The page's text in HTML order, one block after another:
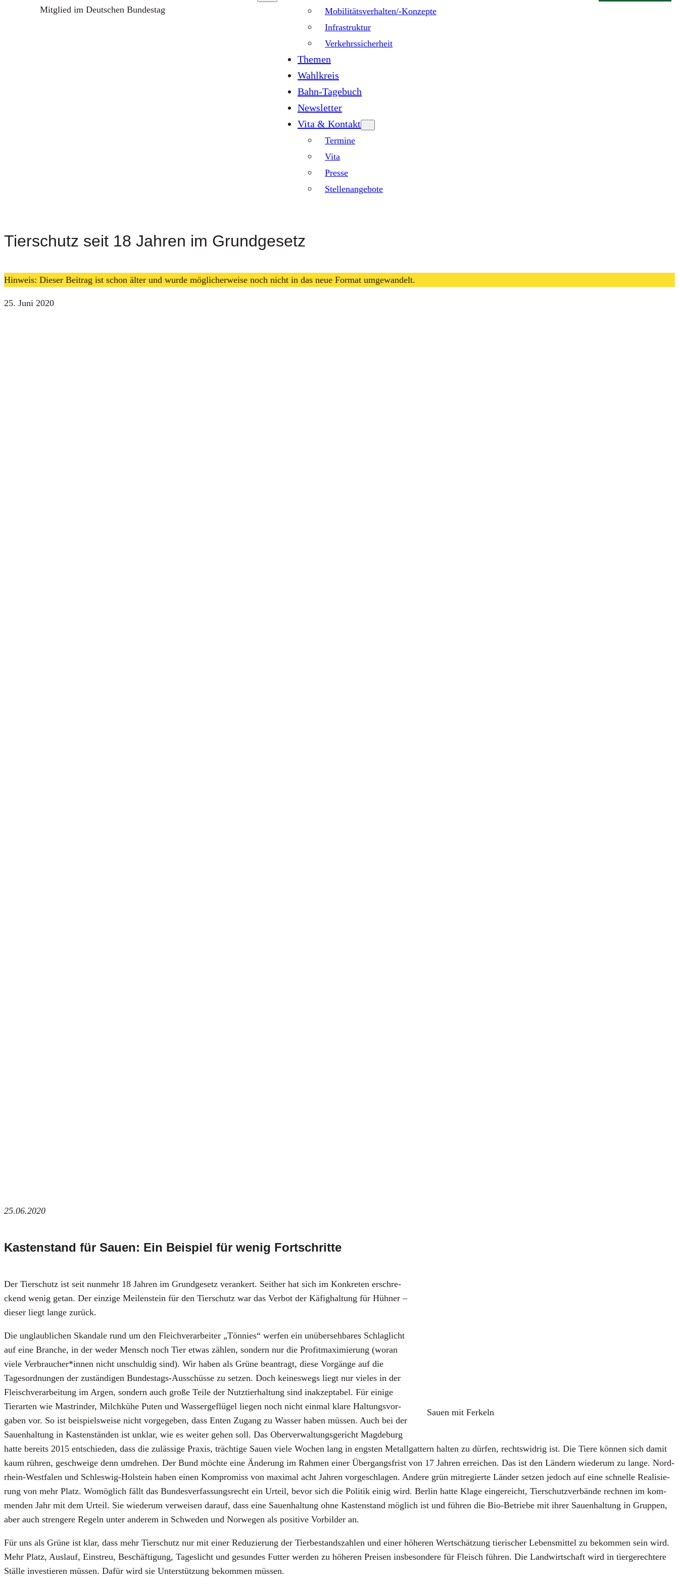
Mitglied im Deutschen Bundestag
Mobilitätsverhalten/-Konzepte
Infrastruktur
Verkehrssicherheit
Themen
Wahlkreis
Bahn-Tagebuch
Newsletter
Vita & Kontakt
Termine
Vita
Presse
Stellenangebote
Tierschutz seit 18 Jahren im Grundgesetz
Hinweis: Dieser Beitrag ist schon älter und wurde möglicherweise noch nicht in das neue Format umgewandelt.
25. Juni 2020
25.06.2020
Sau­en mit Fer­keln
Kastenstand für Sauen: Ein Beispiel für wenig Fortschritte
Der Tier­schutz ist seit nun­mehr 18 Jah­ren im Grund­ge­setz ver­an­kert. Seit­her hat sich im Kon­kre­ten erschre­
ckend wenig getan. Der ein­zi­ge Mei­len­stein für den Tier­schutz war das Ver­bot der Käfig­hal­tung für Hüh­ner –
die­ser liegt lan­ge zurück.
Die unglaub­li­chen Skan­da­le rund um den Fleich­ver­ar­bei­ter „Tön­nies“ wer­fen ein unüber­seh­ba­res Schlag­licht
auf eine Bran­che, in der weder Mensch noch Tier etwas zäh­len, son­dern nur die Pro­fit­ma­xi­mie­rung (wor­an
vie­le Verbraucher*innen nicht unschul­dig sind). Wir haben als Grü­ne bean­tragt, die­se Vor­gän­ge auf die
Tages­ord­nun­gen der zustän­di­gen Bun­des­tags-Aus­schüs­se zu set­zen. Doch kei­nes­wegs liegt nur vie­les in der
Fleisch­ver­ar­bei­tung im Argen, son­dern auch gro­ße Tei­le der Nutz­tier­hal­tung sind inak­zep­ta­bel. Für eini­ge
Tier­ar­ten wie Mast­rin­der, Milch­kü­he Puten und Was­ser­ge­flü­gel lie­gen noch nicht ein­mal kla­re Hal­tungs­vor­
ga­ben vor. So ist bei­spiels­wei­se nicht vor­ge­ge­ben, dass Enten Zugang zu Was­ser haben müs­sen. Auch bei der
Sau­en­hal­tung in Kas­ten­stän­den ist unklar, wie es wei­ter gehen soll. Das Ober­ver­wal­tungs­ge­richt Mag­de­burg
hat­te bereits 2015 ent­schie­den, dass die zuläs­si­ge Pra­xis, träch­ti­ge Sau­en vie­le Wochen lang in engs­ten Metall­gat­tern hal­ten zu dür­fen, rechts­wid­rig ist. Die Tie­re kön­nen sich damit
kaum rüh­ren, geschwei­ge denn umdre­hen. Der Bund möch­te eine Ände­rung im Rah­men einer Über­gangs­frist von 17 Jah­ren errei­chen. Das ist den Län­dern wie­der­um zu lan­ge. Nord­
rhein-West­fa­len und Schles­wig-Hol­stein haben einen Kom­pro­miss von maxi­mal acht Jah­ren vor­ge­schla­gen. Ande­re grün mit­re­gier­te Län­der set­zen jedoch auf eine schnel­le Rea­li­sie­
rung von mehr Platz. Womög­lich fällt das Bun­des­ver­fas­sungs­recht ein Urteil, bevor sich die Poli­tik einig wird. Ber­lin hat­te Kla­ge ein­ge­reicht, Tier­schutz­ver­bän­de rech­nen im kom­
men­den Jahr mit dem Urteil. Sie wie­der­um ver­wei­sen dar­auf, dass eine Sau­en­hal­tung ohne Kas­ten­stand mög­lich ist und füh­ren die Bio-Betrie­be mit ihrer Sau­en­hal­tung in Grup­pen,
aber auch stren­ge­re Regeln unter ande­rem in Schwe­den und Nor­we­gen als posi­ti­ve Vor­bil­der an.
Für uns als Grü­ne ist klar, dass mehr Tier­schutz nur mit einer Redu­zie­rung der Tier­be­stands­zah­len und einer höhe­ren Wert­schät­zung tie­ri­scher Lebens­mit­tel zu bekom­men sein wird.
Mehr Platz, Aus­lauf, Ein­streu, Beschäf­ti­gung, Tages­licht und gesun­des Fut­ter wer­den zu höhe­ren Prei­sen ins­be­son­de­re für Fleisch füh­ren. Die Land­wirt­schaft wird in tier­ge­rech­te­re
Stäl­le inves­tie­ren müs­sen. Dafür wird sie Unter­stüt­zung bekom­men müs­sen.